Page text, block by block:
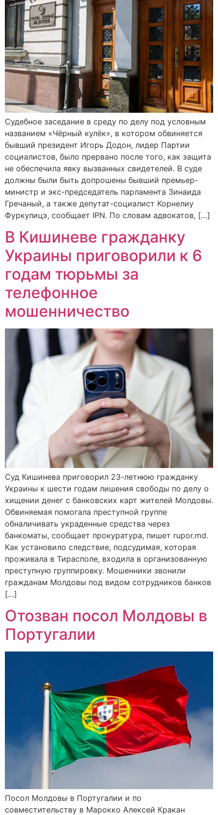
Судебное заседание в среду по делу под условным
названием «Чёрный кулёк», в котором обвиняется
бывший президент Игорь Додон, лидер Партии
социалистов, было прервано после того, как защита
не обеспечила явку вызванных свидетелей. В суде
должны были быть допрошены бывший премьер-
министр и экс-председатель парламента Зинаида
Гречаный, а также депутат-социалист Корнелиу
Фуркулицэ, сообщает IPN. По словам адвокатов, […]
В Кишиневе гражданку
Украины приговорили к 6
годам тюрьмы за
телефонное
мошенничество
Суд Кишинева приговорил 23-летнюю гражданку
Украины к шести годам лишения свободы по делу о
хищении денег с банковских карт жителей Молдовы.
Обвиняемая помогала преступной группе
обналичивать украденные средства через
банкоматы, сообщает прокуратура, пишет rupor.md.
Как установило следствие, подсудимая, которая
проживала в Тирасполе, входила в организованную
преступную группировку. Мошенники звонили
гражданам Молдовы под видом сотрудников банков
[…]
Отозван посол Молдовы в
Португалии
Посол Молдовы в Португалии и по
совместительству в Марокко Алексей Кракан